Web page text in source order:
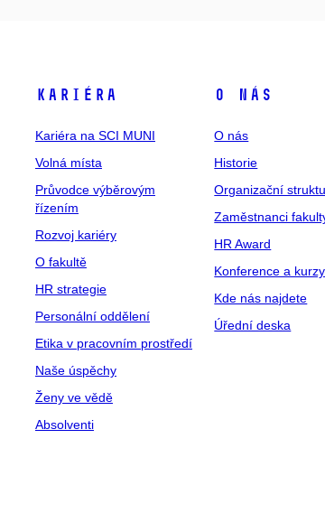
Kariéra
Kariéra na SCI MUNI
Volná místa
Průvodce výběrovým
řízením
Rozvoj kariéry
O fakultě
HR strategie
Personální oddělení
Etika v pracovním prostředí
Naše úspěchy
Ženy ve vědě
Absolventi
O nás
O nás
Historie
Organizační
Zaměstnanci
HR Award
Konference a kurzy
Kde nás najdete
Úřední deska